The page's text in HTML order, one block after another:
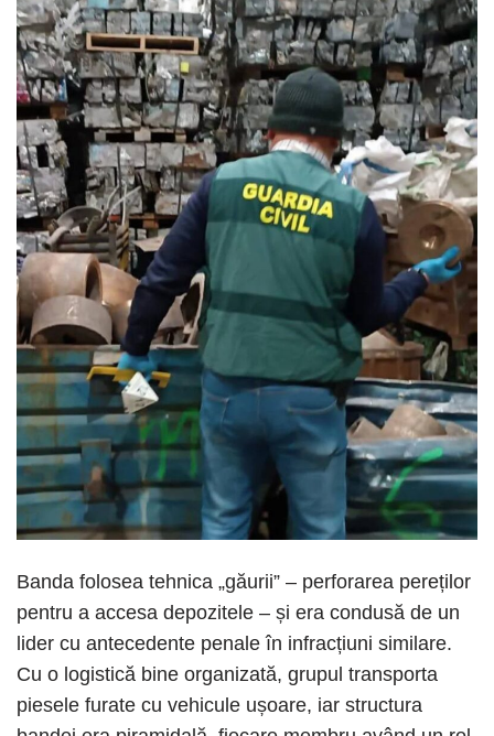
Banda folosea tehnica „găurii” – perforarea pereților
pentru a accesa depozitele – și era condusă de un
lider cu antecedente penale în infracțiuni similare.
Cu o logistică bine organizată, grupul transporta
piesele furate cu vehicule ușoare, iar structura